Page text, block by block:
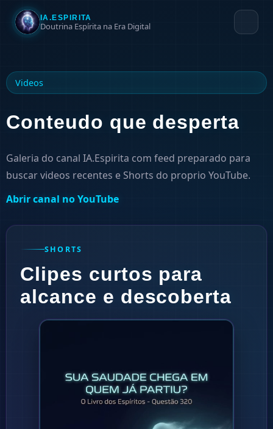
IA.ESPIRITA
Doutrina Espírita na Era Digital
Videos
Conteudo que desperta
Galeria do canal IA.Espirita com feed preparado para
buscar videos recentes e Shorts do proprio YouTube.
Abrir canal no YouTube
SHORTS
Clipes curtos para
alcance e descoberta